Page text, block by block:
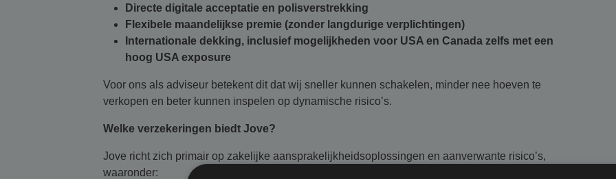
Directe digitale acceptatie en polisverstrekking
Flexibele maandelijkse premie (zonder langdurige verplichtingen)
Internationale dekking, inclusief mogelijkheden voor USA en Canada zelfs met een
hoog USA exposure
Voor ons als adviseur betekent dit dat wij sneller kunnen schakelen, minder nee hoeven te
verkopen en beter kunnen inspelen op dynamische risico’s.
Welke verzekeringen biedt Jove?
Jove richt zich primair op zakelijke aansprakelijkheidsoplossingen en aanverwante risico’s,
waaronder: